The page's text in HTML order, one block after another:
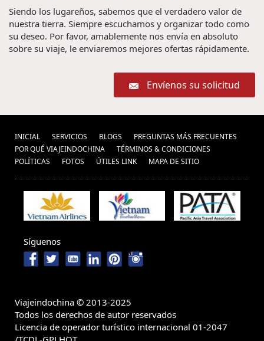
Siendo los lugareños, sabemos que el verdadero valor de
nuestra tierra. Siempre escuchamos y organizar todo como
su deseo. Por favor, amablemente nos envía en absoluto
sobre su viaje, le enviaremos mejores ofertas rápidamente.
Envíenos su solicitud
INICIAL SERVICIOS BLOGS
PREGUNTAS MÁS FRECUENTES
POR QUÉ VIAJEINDOCHINA
TÉRMINOS & CONDICIONES
POLÍ­TICAS
FOTOS ÚTILES LINK MAPA DE SITIO
Síguenos
Viajeindochina © 2013-2025
Todos los derechos de autor reservados
Licencia de operador turístico internacional 01-2047